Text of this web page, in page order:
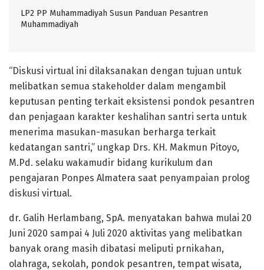
LP2 PP Muhammadiyah Susun Panduan Pesantren
Muhammadiyah
“Diskusi virtual ini dilaksanakan dengan tujuan untuk
melibatkan semua stakeholder dalam mengambil
keputusan penting terkait eksistensi pondok pesantren
dan penjagaan karakter keshalihan santri serta untuk
menerima masukan-masukan berharga terkait
kedatangan santri,” ungkap Drs. KH. Makmun Pitoyo,
M.Pd. selaku wakamudir bidang kurikulum dan
pengajaran Ponpes Almatera saat penyampaian prolog
diskusi virtual.
dr. Galih Herlambang, SpA. menyatakan bahwa mulai 20
Juni 2020 sampai 4 Juli 2020 aktivitas yang melibatkan
banyak orang masih dibatasi meliputi prnikahan,
olahraga, sekolah, pondok pesantren, tempat wisata,